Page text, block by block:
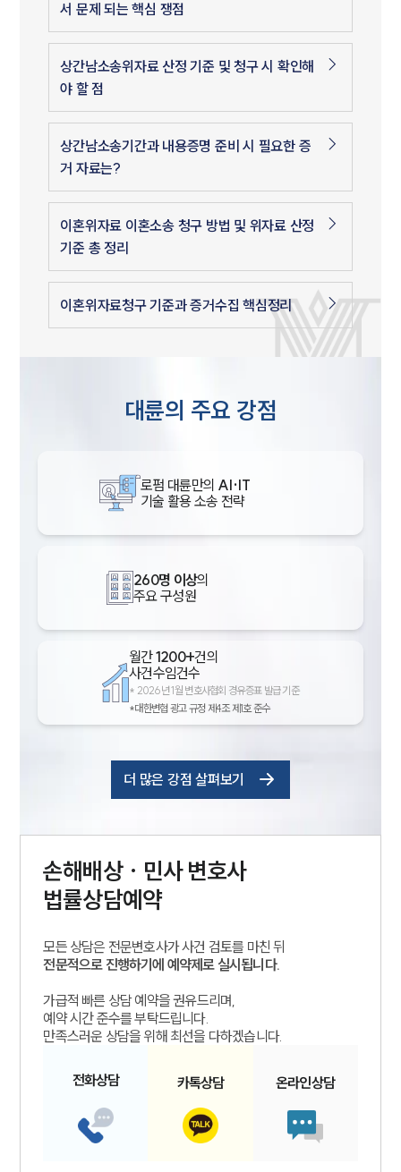
서 문제 되는 핵심 쟁점
상간남소송위자료 산정 기준 및 청구 시 확인해
야 할 점
상간남소송기간과 내용증명 준비 시 필요한 증
거 자료는?
이혼위자료 이혼소송 청구 방법 및 위자료 산정
기준 총 정리
이혼위자료청구 기준과 증거수집 핵심정리
대륜의 주요 강점
로펌 대륜만의 AI·IT
기술 활용 소송 전략
260명 이상의
주요 구성원
월간1200+건의
사건수임건수
* 2026년 1월 변호사협회 경유증표 발급 기준
*대한변협 광고 규정 제4조 제1호 준수
더 많은 강점 살펴보기
손해배상 · 민사변호사
법률상담예약
모든 상담은 전문변호사가 사건 검토를 마친 뒤
전문적으로 진행하기에 예약제로 실시됩니다.
가급적 빠른 상담 예약을 권유드리며,
예약 시간 준수를 부탁드립니다.
만족스러운 상담을 위해 최선을 다하겠습니다.
전화상담 카톡상담 온라인상담